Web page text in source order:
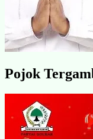
Pojok